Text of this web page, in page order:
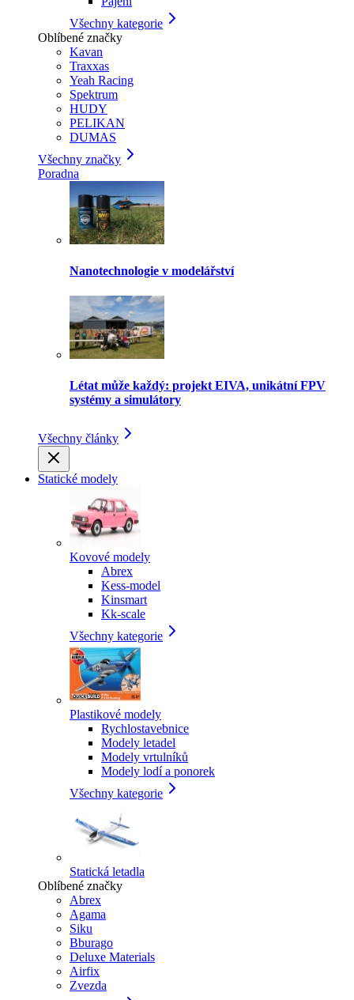
Všechny kategorie
Oblíbené značky
Kavan
Traxxas
Yeah Racing
Spektrum
HUDY
PELIKAN
DUMAS
Všechny značky
Poradna
Nanotechnologie v modelářství
Létat může každý: projekt EIVA, unikátní FPV
systémy a simulátory
Všechny články
Statické modely
Kovové modely
Abrex
Kess-model
Kinsmart
Kk-scale
Všechny kategorie
Plastikové modely
Rychlostavebnice
Modely letadel
Modely vrtulníků
Modely lodí a ponorek
Všechny kategorie
Statická letadla
Oblíbené značky
Abrex
Agama
Siku
Bburago
Deluxe Materials
Airfix
Zvezda